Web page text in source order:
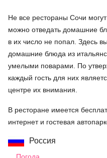
Не все рестораны Сочи
можно отведать домашние
в их число не попал. Здесь
домашние блюда из
умелыми поварами. По
каждый гость для них
центре их внимания.
В ресторане имеется
интернет и гостевая
Россия
Погода